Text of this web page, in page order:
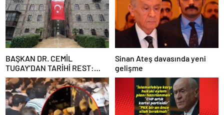
BAŞKAN DR. CEMİL
TUGAY’DAN TARİHİ REST:
“İZMİR’İN MALINA
ÇÖKTÜRMEM, HALKIN
HAKKINI KİMSEYE
YEDİRMEM!”
Sinan Ateş davasında yeni
gelişme